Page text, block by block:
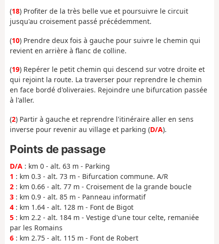
(18) Profiter de la très belle vue et poursuivre le circuit
jusqu'au croisement passé précédemment.
(10) Prendre deux fois à gauche pour suivre le chemin qui
revient en arrière à flanc de colline.
(19) Repérer le petit chemin qui descend sur votre droite et
qui rejoint la route. La traverser pour reprendre le chemin
en face bordé d'oliveraies. Rejoindre une bifurcation passée
à l'aller.
(2) Partir à gauche et reprendre l'itinéraire aller en sens
inverse pour revenir au village et parking (D/A).
Points de passage
D/A : km 0 - alt. 63 m - Parking
1 : km 0.3 - alt. 73 m - Bifurcation commune. A/R
2 : km 0.66 - alt. 77 m - Croisement de la grande boucle
3 : km 0.9 - alt. 85 m - Panneau informatif
4 : km 1.64 - alt. 128 m - Font de Bigot
5 : km 2.2 - alt. 184 m - Vestige d'une tour celte, remaniée
par les Romains
6 : km 2.75 - alt. 115 m - Font de Robert